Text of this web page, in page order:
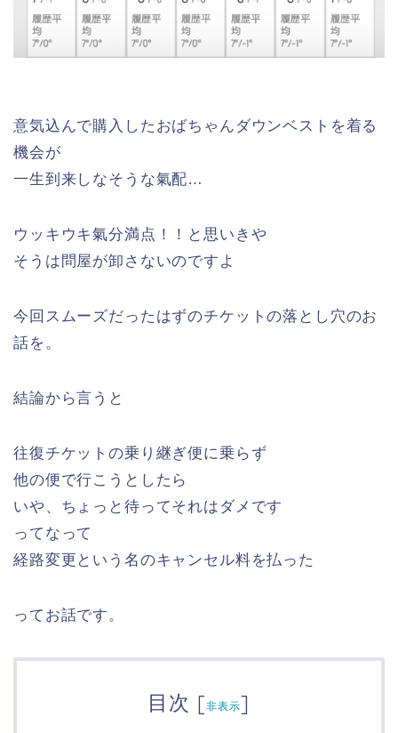
意気込んで購入したおばちゃんダウンベストを着る
機会が
一生到来しなそうな氣配…
ウッキウキ氣分満点！！と思いきや
そうは問屋が卸さないのですよ
今回スムーズだったはずのチケットの落とし穴のお
話を。
結論から言うと
往復チケットの乗り継ぎ便に乗らず
他の便で行こうとしたら
いや、ちょっと待ってそれはダメです
ってなって
経路変更という名のキャンセル料を払った
ってお話です。
目次 [非表示]